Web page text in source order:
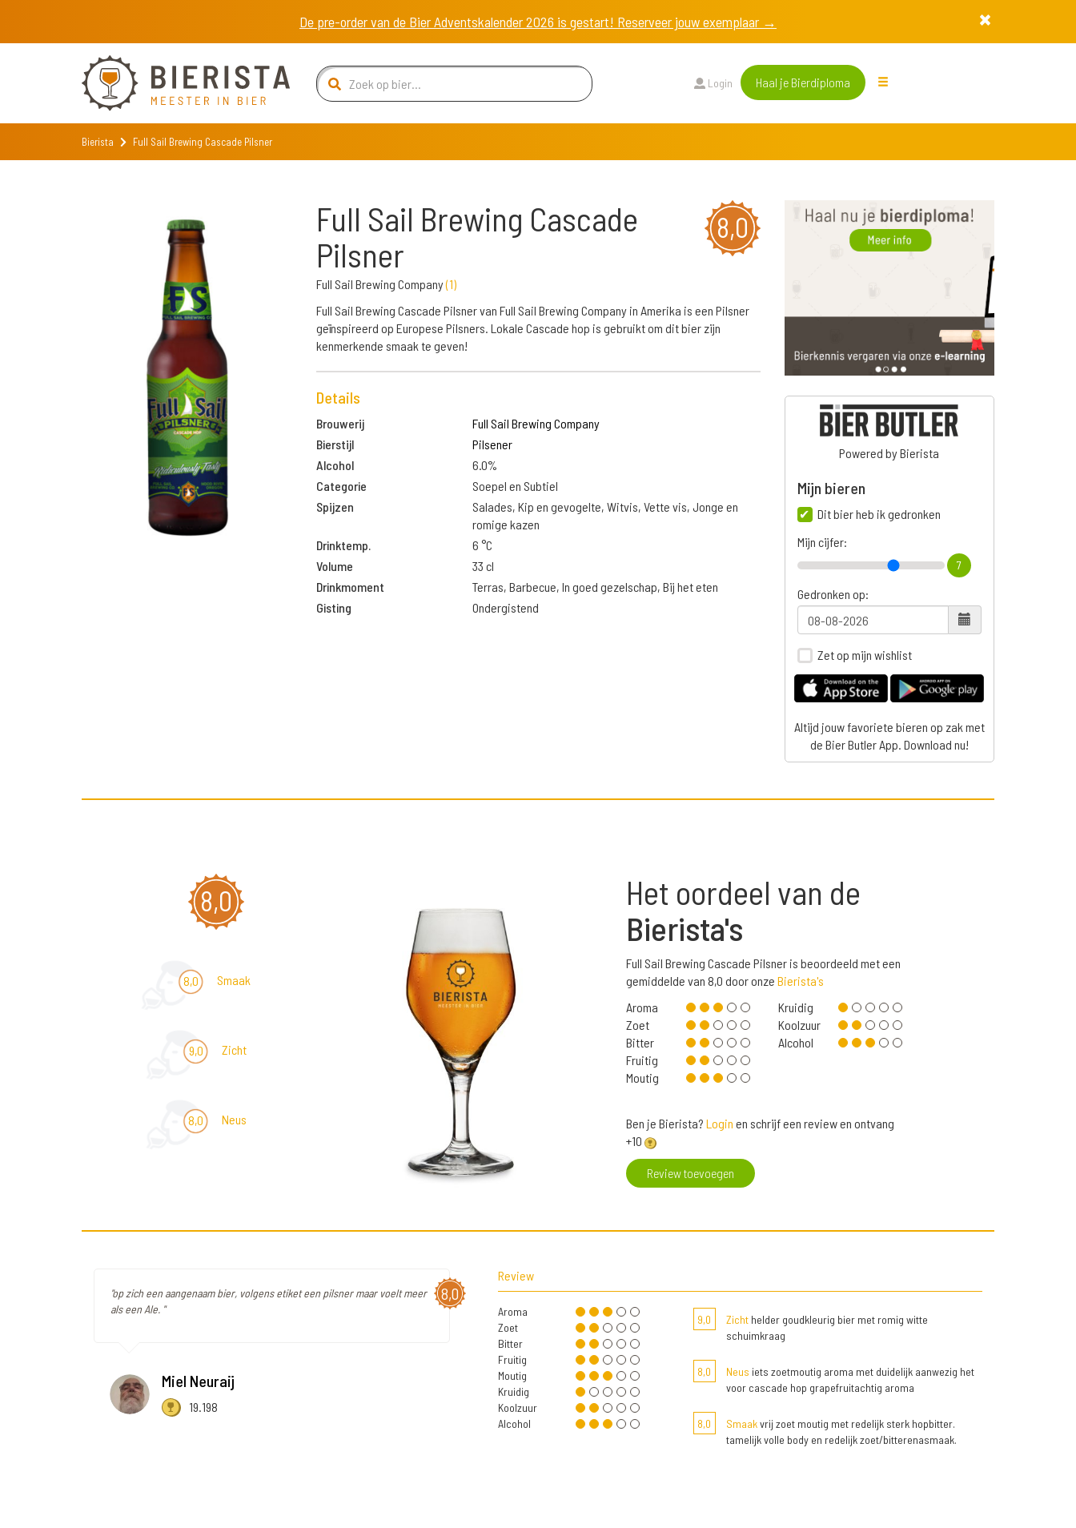
De pre-order van de Bier Adventskalender 2026 is gestart! Reserveer jouw exemplaar →
Login Haal je Bierdiploma
Bierista Full Sail Brewing Cascade Pilsner
8,0
Full Sail Brewing Cascade
Pilsner
Full Sail Brewing Company(1)
Full Sail Brewing Cascade Pilsner van Full Sail Brewing Company in Amerika is een Pilsner
geïnspireerd op Europese Pilsners. Lokale Cascade hop is gebruikt om dit bier zijn
kenmerkende smaak te geven!
Details
Brouwerij
Full Sail Brewing Company
Bierstijl
Pilsener
Alcohol
6.0%
Categorie
Soepel en Subtiel
Spijzen
Salades, Kip en gevogelte, Witvis, Vette vis, Jonge en
romige kazen
Drinktemp.
6 °C
Volume
33 cl
Drinkmoment
Terras, Barbecue, In goed gezelschap, Bij het eten
Gisting
Ondergistend
Powered by Bierista
Mijn bieren
Dit bier heb ik gedronken
Mijn cijfer:
7
Gedronken op:
Zet op mijn wishlist
Altijd jouw favoriete bieren op zak met
de Bier Butler App. Download nu!
8,0
8,0 Smaak
9,0 Zicht
8,0 Neus
Het oordeel van de
Bierista's
Full Sail Brewing Cascade Pilsner is beoordeeld met een
gemiddelde van 8,0 door onze Bierista's
Aroma
Zoet
Bitter
Fruitig
Moutig
Kruidig
Koolzuur
Alcohol
Ben je Bierista? Login en schrijf een review en ontvang
+10
Review toevoegen
8,0
"op zich een aangenaam bier, volgens etiket een pilsner maar voelt meer
als een Ale. "
Miel Neuraij
19.198
Review
Aroma
Zoet
Bitter
Fruitig
Moutig
Kruidig
Koolzuur
Alcohol
9,0 Zichthelder goudkleurig bier met romig witte
schuimkraag
8,0 Neus iets zoetmoutig aroma met duidelijk aanwezig het
voor cascade hop grapefruitachtig aroma
8,0 Smaakvrij zoet moutig met redelijk sterk hopbitter.
tamelijk volle body en redelijk zoet/bitterenasmaak.